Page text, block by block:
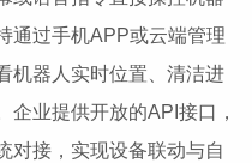
通过手机APP或云端管理
机器人实时位置、清洁进
企业提供开放的API接口，
对接，实现设备联动与自